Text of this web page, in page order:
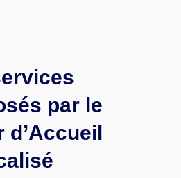
par le
d’Accueil